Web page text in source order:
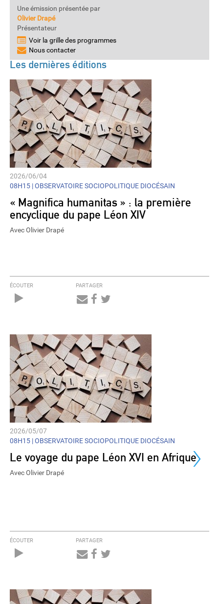
Une émission présentée par
Olivier Drapé
Présentateur
Voir la grille des programmes
Nous contacter
Les dernières éditions
›
2026/06/04
08H15 |OBSERVATOIRE SOCIOPOLITIQUE DIOCÉSAIN
« Magnifica humanitas » : la première
encyclique du pape Léon XIV
Avec Olivier Drapé
ÉCOUTER PARTAGER
2026/05/07
08H15 |OBSERVATOIRE SOCIOPOLITIQUE DIOCÉSAIN
Le voyage du pape Léon XVI en Afrique
Avec Olivier Drapé
ÉCOUTER PARTAGER